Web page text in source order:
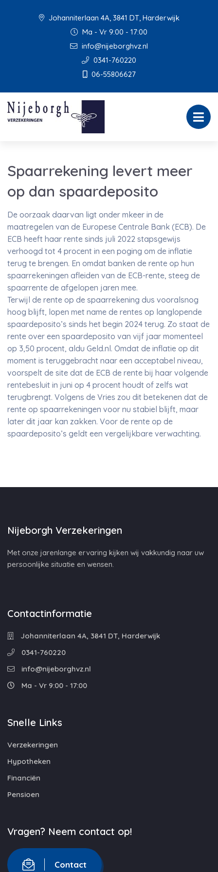
Johanniterlaan 4A, 3841 DT, Harderwijk
Ma - Vr 9:00 - 17:00
info@nijeborghvz.nl
0341-760220
06-55806627
Spaarrekening levert meer
op dan spaardeposito
De oorzaak daarvan ligt onder mkeer in de
maatregelen van de Europese Centrale Bank (ECB). De
ECB heeft haar rente sinds juli 2022 stapsgewijs
verhoogd tot 4 procent in een poging om de inflatie
terug te brengen. En omdat banken de rente op hun
spaarrekeningen afleiden van de ECB-rente, steeg de
spaarrente de afgelopen jaren mee.
Terwijl de rente op de spaarrekening dus vooralsnog
hoog blijft, lopen met name de rentes op langlopende
spaardeposito’s sinds het begin 2024 terug. Zo staat de
rente over een spaardeposito van vijf jaar momenteel
op 3,50 procent, aldu Geld.nl. Omdat de inflatie op dit
moment is teruggebracht naar een acceptabel niveau,
voorspelt de site dat de ECB de rente bij haar volgende
rentebesluit in juni op 4 procent houdt of zelfs wat
terugbrengt. Volgens de Vries zou dit betekenen dat de
rente op spaarrekeningen voor nu stabiel blijft, maar
later dit jaar kan zakken. Voor de rente op de
spaardeposito’s geldt een vergelijkbare verwachting.
Nijeborgh Verzekeringen
Met onze jarenlange ervaring kijken wij vakkundig naar uw
persoonlijke situatie en wensen.
Contactinformatie
Johanniterlaan 4A, 3841 DT, Harderwijk
0341-760220
info@nijeborghvz.nl
Ma - Vr 9:00 - 17:00
Snelle Links
Verzekeringen
Hypotheken
Financiën
Pensioen
Vragen? Neem contact op!
Contact